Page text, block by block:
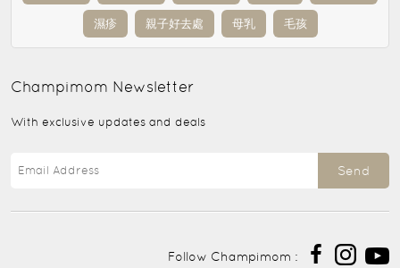
濕疹 親子好去處 母乳 毛孩
Champimom Newsletter
With exclusive updates and deals
Send
Follow Champimom :